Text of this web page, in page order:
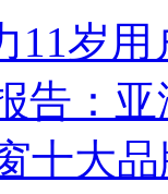
11岁
告：
十大